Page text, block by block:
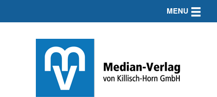
MENU Toggle